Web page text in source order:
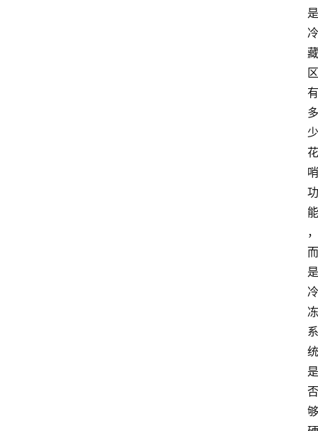
是
冷
藏
区
有
多
少
花
哨
功
能
，
而
是
冷
冻
系
统
是
否
够